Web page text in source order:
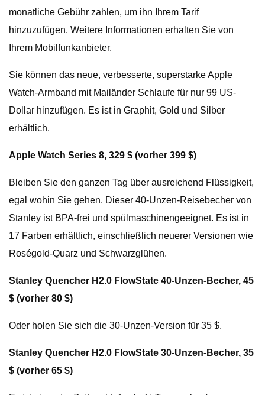
monatliche Gebühr zahlen, um ihn Ihrem Tarif
hinzuzufügen. Weitere Informationen erhalten Sie von
Ihrem Mobilfunkanbieter.
Sie können das neue, verbesserte, superstarke Apple
Watch-Armband mit Mailänder Schlaufe für nur 99 US-
Dollar hinzufügen. Es ist in Graphit, Gold und Silber
erhältlich.
Apple Watch Series 8, 329 $ (vorher 399 $)
Bleiben Sie den ganzen Tag über ausreichend Flüssigkeit,
egal wohin Sie gehen. Dieser 40-Unzen-Reisebecher von
Stanley ist BPA-frei und spülmaschinengeeignet. Es ist in
17 Farben erhältlich, einschließlich neuerer Versionen wie
Roségold-Quarz und Schwarzglühen.
Stanley Quencher H2.0 FlowState 40-Unzen-Becher, 45
$ (vorher 80 $)
Oder holen Sie sich die 30-Unzen-Version für 35 $.
Stanley Quencher H2.0 FlowState 30-Unzen-Becher, 35
$ (vorher 65 $)